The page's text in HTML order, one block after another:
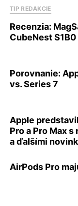
TIP REDAKCIE
Recenzia:
CubeNest S1B0
Porovnanie:
vs. Series 7
Apple
Pro a Pro Max
a ďalšími
AirPods Pro